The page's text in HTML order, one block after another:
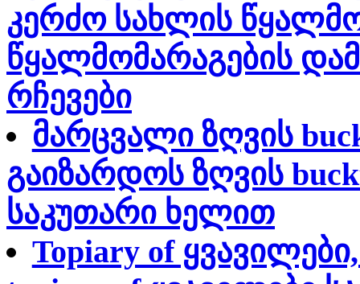
კერძო სახლის
წყალმომარაგების
რჩევები
მარცვალი ზღვის
გაიზარდოს ზღვის
საკუთარი ხელით
Topiary of